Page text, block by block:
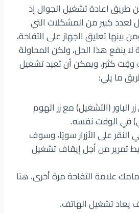
اعادة تشغيل الجوال إذ
لعدد كبير من المشكلات التي
بينها تعليق الجهاز على التفاحة،
ينفع هذا الحل، ولكن المحاولة
وقٍت كثير، ويمكن أن تعيد تشغيل
ما يلي:
الباور (التشغيل) مع زر الهوم
في الوقت نفسه.
النقر على الأزرار سويًا، وسوف
تمرير من أجل إيقاف تشغيل
علامة التفاحة مرة أخرى، هنا
يعاد تشغيل الهاتف.